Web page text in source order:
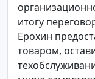
итогу
Ерохин
товаром,